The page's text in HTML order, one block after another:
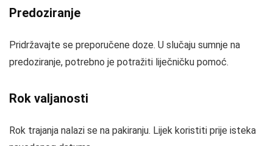
Predoziranje
Pridržavajte se preporučene doze. U slučaju sumnje na
predoziranje, potrebno je potražiti liječničku pomoć.
Rok valjanosti
Rok trajanja nalazi se na pakiranju. Lijek koristiti prije isteka